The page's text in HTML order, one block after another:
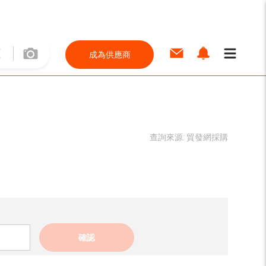
成為供應商
查詢來源: 貿發網採購
確認